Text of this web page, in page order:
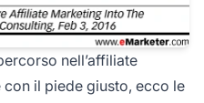
nell’affiliate
il piede giusto, ecco le